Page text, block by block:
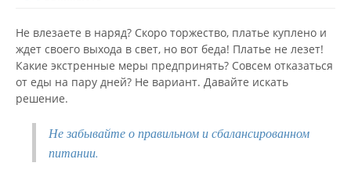
Не влезаете в наряд? Скоро торжество, платье куплено и
ждет своего выхода в свет, но вот беда! Платье не лезет!
Какие экстренные меры предпринять? Совсем отказаться
от еды на пару дней? Не вариант. Давайте искать
решение.
Не забывайте о правильном и сбалансированном
питании.